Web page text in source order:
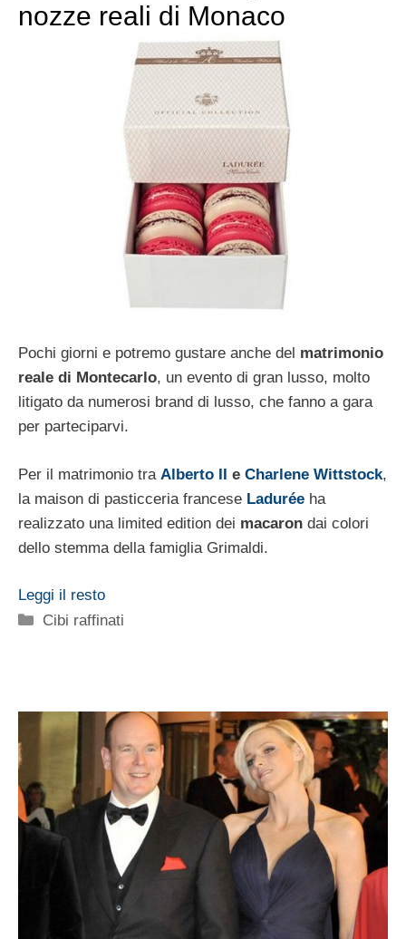
nozze reali di Monaco
Pochi giorni e potremo gustare anche del matrimonio
reale di Montecarlo, un evento di gran lusso, molto
litigato da numerosi brand di lusso, che fanno a gara
per parteciparvi.
Per il matrimonio tra Alberto II e Charlene Wittstock,
la maison di pasticceria francese Ladurée ha
realizzato una limited edition dei macaron dai colori
dello stemma della famiglia Grimaldi.
Leggi il resto
Categorie
Cibi raffinati